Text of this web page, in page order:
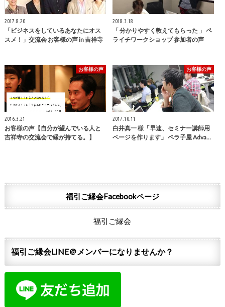
2017.8.20
「ビジネスをしているあなたにオス
スメ！」交流会 お客様の声 in 吉祥寺
2018.3.18
「 分かりやすく教えてもらった 」 ペ
ライチワークショップ 参加者の声
お客様の声
2016.3.21
お客様の声【自分が望んでいる人と
吉祥寺の交流会で縁が持てる。】
お客様の声
2017.10.11
白井真一 様「早速、セミナー講師用
ページを作ります」 ペラ子屋 Adva…
福引ご縁会Facebookページ
福引ご縁会
福引ご縁会LINE＠メンバーになりませんか？